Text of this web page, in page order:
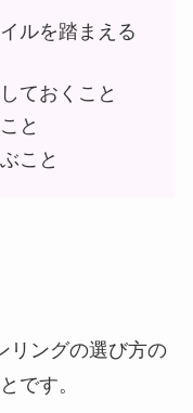
ルを踏まえる
ておくこと
と
こと
リングの選び方の
です。